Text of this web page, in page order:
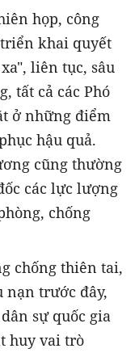
họp, công
khai quyết
liên tục, sâu
tất cả các Phó
ở những điểm
hậu quả.
cũng thường
các lực lượng
chống
chống thiên tai,
nạn trước đây,
sự quốc gia
huy vai trò